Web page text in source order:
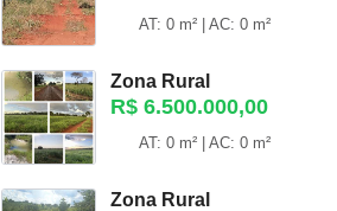
AT: 0 m² | AC: 0 m²
Zona Rural
R$ 6.500.000,00
AT: 0 m² | AC: 0 m²
Zona Rural